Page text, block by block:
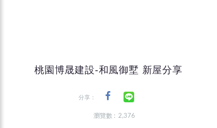
桃園博晟建設-和風御墅 新屋分享
分享：
瀏覽數 : 2,376